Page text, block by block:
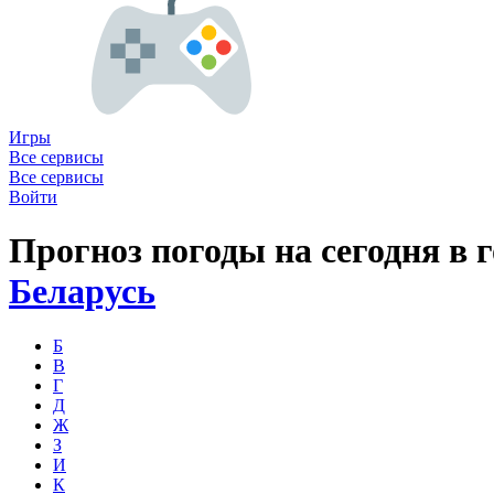
Игры
Все сервисы
Все сервисы
Войти
Прогноз погоды на сегодня в
Беларусь
Б
В
Г
Д
Ж
З
И
К